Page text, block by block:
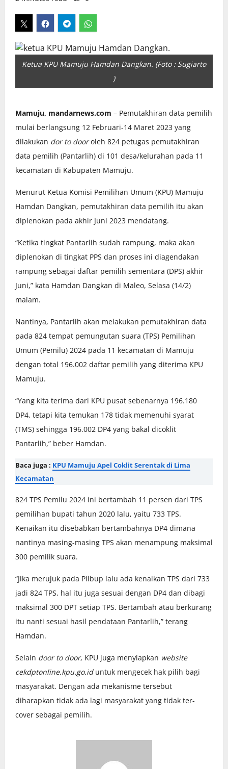
Ketua KPU Mamuju Hamdan Dangkan. (Foto : Sugiarto
)
Mamuju, mandarnews.com – Pemutakhiran data pemilih
mulai berlangsung 12 Februari-14 Maret 2023 yang
dilakukan dor to dooroleh 824 petugas pemutakhiran
data pemilih (Pantarlih) di 101 desa/kelurahan pada 11
kecamatan di Kabupaten Mamuju.
Menurut Ketua Komisi Pemilihan Umum (KPU) Mamuju
Hamdan Dangkan, pemutakhiran data pemilih itu akan
diplenokan pada akhir Juni 2023 mendatang.
“Ketika tingkat Pantarlih sudah rampung, maka akan
diplenokan di tingkat PPS dan proses ini diagendakan
rampung sebagai daftar pemilih sementara (DPS) akhir
Juni,” kata Hamdan Dangkan di Maleo, Selasa (14/2)
malam.
Nantinya, Pantarlih akan melakukan pemutakhiran data
pada 824 tempat pemungutan suara (TPS) Pemilihan
Umum (Pemilu) 2024 pada 11 kecamatan di Mamuju
dengan total 196.002 daftar pemilih yang diterima KPU
Mamuju.
“Yang kita terima dari KPU pusat sebenarnya 196.180
DP4, tetapi kita temukan 178 tidak memenuhi syarat
(TMS) sehingga 196.002 DP4 yang bakal dicoklit
Pantarlih,” beber Hamdan.
Baca juga : KPU Mamuju Apel Coklit Serentak di Lima
Kecamatan
824 TPS Pemilu 2024 ini bertambah 11 persen dari TPS
pemilihan bupati tahun 2020 lalu, yaitu 733 TPS.
Kenaikan itu disebabkan bertambahnya DP4 dimana
nantinya masing-masing TPS akan menampung maksimal
300 pemilik suara.
“Jika merujuk pada Pilbup lalu ada kenaikan TPS dari 733
jadi 824 TPS, hal itu juga sesuai dengan DP4 dan dibagi
maksimal 300 DPT setiap TPS. Bertambah atau berkurang
itu nanti sesuai hasil pendataan Pantarlih,” terang
Hamdan.
Selain door to door, KPU juga menyiapkan website
cekdptonline.kpu.go.iduntuk mengecek hak pilih bagi
masyarakat. Dengan ada mekanisme tersebut
diharapkan tidak ada lagi masyarakat yang tidak ter-
cover sebagai pemilih.